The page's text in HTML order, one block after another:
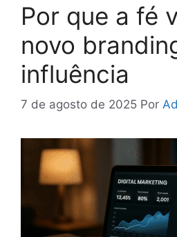
Por que a fé
novo
influência
7 de agosto de 2025 Por